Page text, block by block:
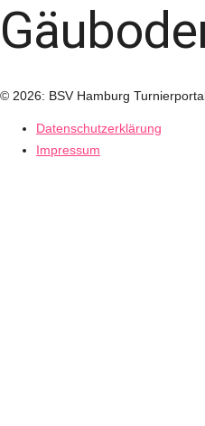
© 2026: BSV Hamburg
Datenschutzerklärung
Impressum